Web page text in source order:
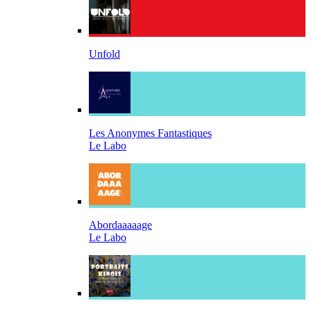
Unfold
Les Anonymes Fantastiques
Le Labo
Abordaaaaage
Le Labo